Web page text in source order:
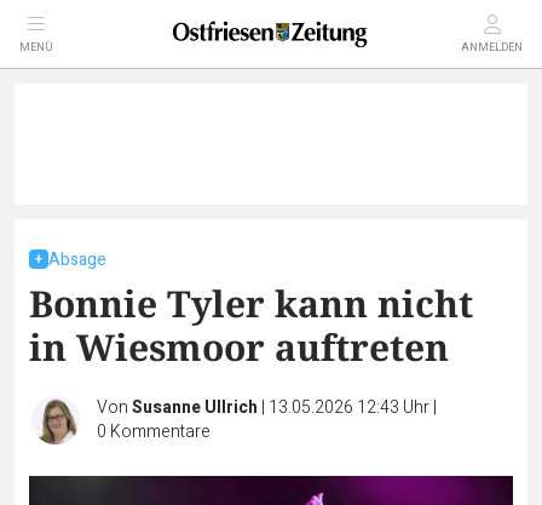
MENÜ ANMELDEN
Absage
Bonnie Tyler kann nicht
in Wiesmoor auftreten
VonSusanne Ullrich | 13.05.2026 12:43 Uhr|
0 Kommentare